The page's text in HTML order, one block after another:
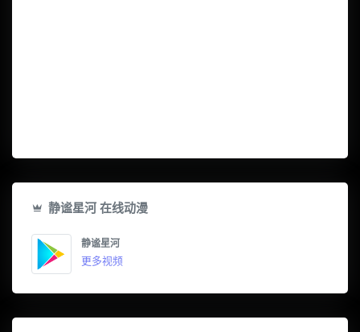
静谧星河 在线动漫
静谧星河
更多视频